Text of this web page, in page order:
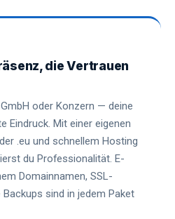
die Vertrauen
oder Konzern — deine
Eindruck. Mit einer eigenen
.eu und schnellem Hosting
du Professionalität. E-
Domainnamen, SSL-
sind in jedem Paket